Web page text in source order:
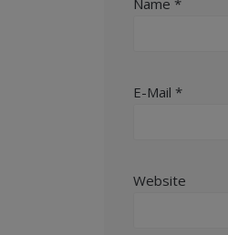
E-Mail *
Website